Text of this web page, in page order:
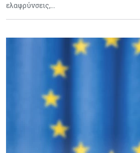
ελαφρύνσεις,…